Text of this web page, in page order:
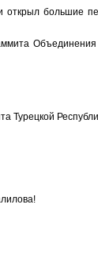
большие
Турецкой